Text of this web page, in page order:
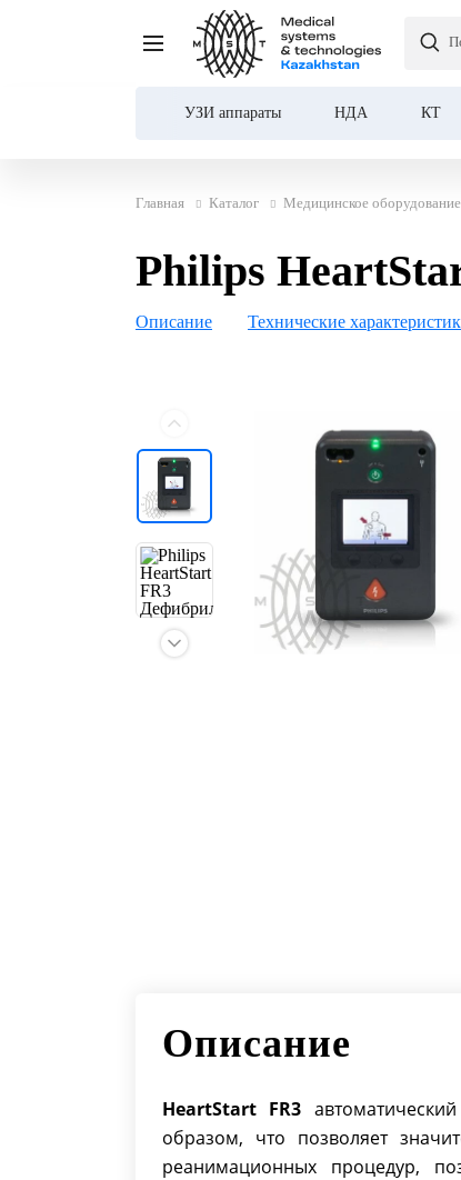
УЗИ аппараты НДА КТ
Главная Каталог Медицинское
Philips HeartStart
Philips
Описание Технические
Описание
HeartStart FR3
образом, что позволяет
реанимационных процедур,